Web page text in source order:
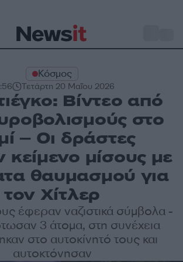
Κόσμος
Τετάρτη 20 Μαΐου 2026
Βίντεο από
στο
– Οι δράστες
μίσους με
θαυμασμού για
τον Χίτλερ
έφεραν ναζιστικά σύμβολα -
3 άτομα, στη συνέχεια
στο αυτοκίνητό τους και
αυτοκτόνησαν